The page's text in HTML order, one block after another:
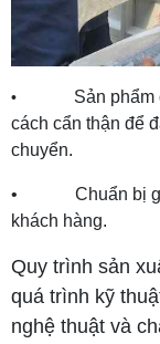
•
Sản
cách cẩn thận để
chuyển.
• Chuẩn bị giao
khách hàng.
Quy trình sản
quá trình kỹ
nghệ thuật và